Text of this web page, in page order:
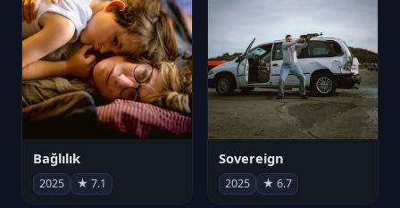
Bağlılık
2025 ★ 7.1
Sovereign
2025 ★ 6.7